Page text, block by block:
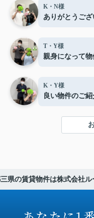
K・N様
ありがとうござ
T・Y様
親身になって物
K・Y様
良い物件のご
県の賃貸物件は株式会社ル